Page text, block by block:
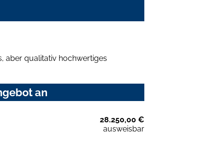
aber qualitativ hochwertiges
an
28.250,00 €
ausweisbar